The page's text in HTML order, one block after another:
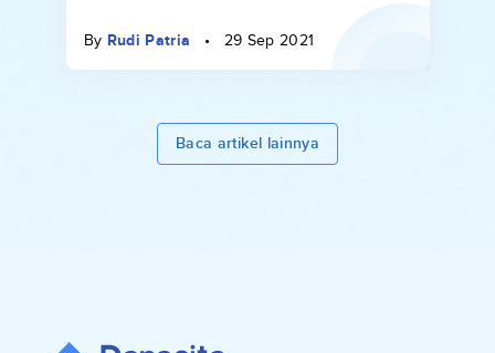
By Rudi Patria • 29 Sep 2021
Baca artikel lainnya